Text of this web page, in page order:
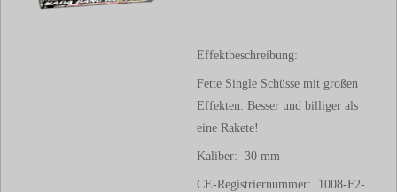
Effektbeschreibung:
Fette Single Schüsse mit großen
Effekten. Besser und billiger als
eine Rakete!
Kaliber: 30 mm
CE-Registriernummer: 1008-F2-